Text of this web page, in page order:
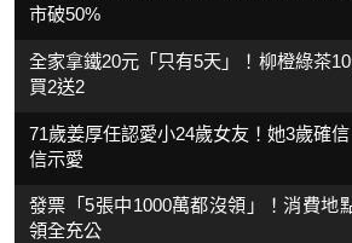
市破50%
全家拿鐵20元「只有5天」！柳橙綠茶
買2送2
71歲姜厚任認愛小24歲女友！她3歲確
信示愛
發票「5張中1000萬都沒領」！消費
領全充公